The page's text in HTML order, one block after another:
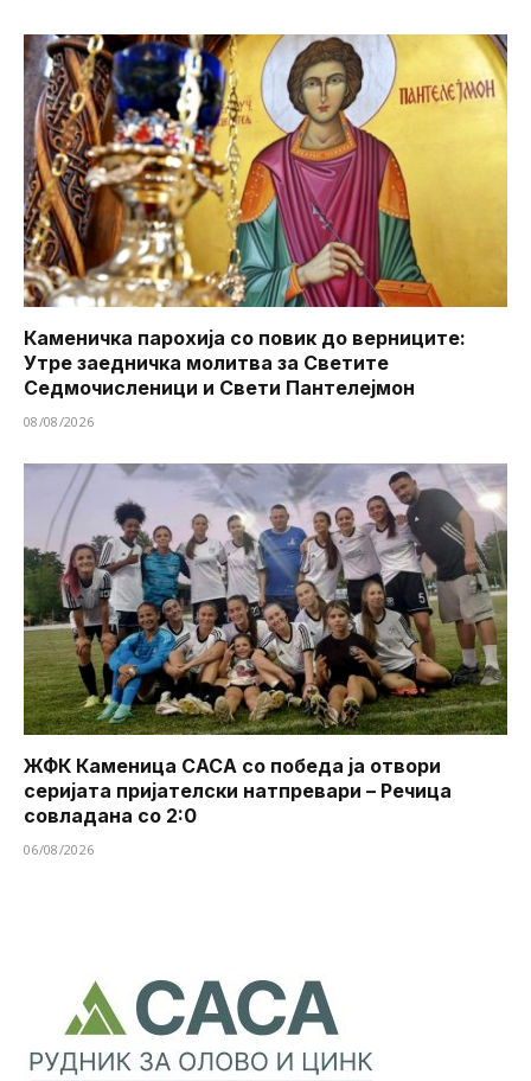
Каменичка парохија со повик до верниците:
Утре заедничка молитва за Светите
Седмочисленици и Свети Пантелејмон
08/08/2026
ЖФК Каменица САСА со победа ја отвори
серијата пријателски натпревари – Речица
совладана со 2:0
06/08/2026